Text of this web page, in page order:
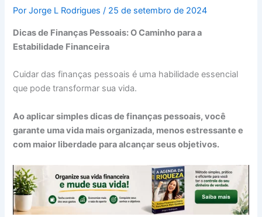
PorJorge L Rodrigues/ 25 de setembro de 2024
Dicas de Finanças Pessoais: O Caminho para a
Estabilidade Financeira
Cuidar das finanças pessoais é uma habilidade essencial
que pode transformar sua vida.
Ao aplicar simples dicas de finanças pessoais, você
garante uma vida mais organizada, menos estressante e
com maior liberdade para alcançar seus objetivos.